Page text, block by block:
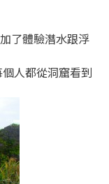
了體驗潛水跟浮
人都從洞窟看到